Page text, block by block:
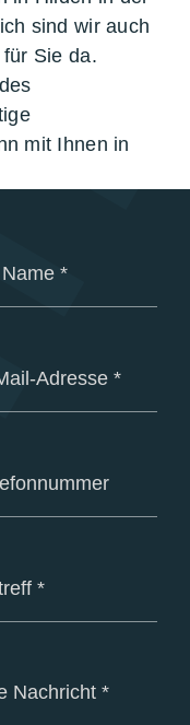
sind wir auch
Sie da.
mit Ihnen in